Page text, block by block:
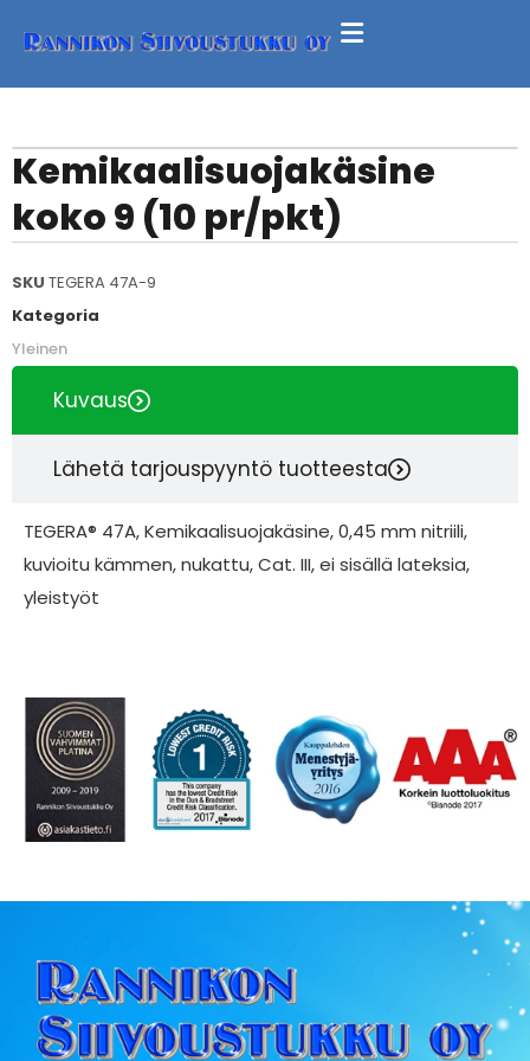
Kemikaalisuojakäsine
koko 9 (10 pr/pkt)
SKU TEGERA 47A-9
Kategoria
Yleinen
Kuvaus
Lähetä tarjouspyyntö tuotteesta
TEGERA® 47A, Kemikaalisuojakäsine, 0,45 mm nitriili,
kuvioitu kämmen, nukattu, Cat. III, ei sisällä lateksia,
yleistyöt